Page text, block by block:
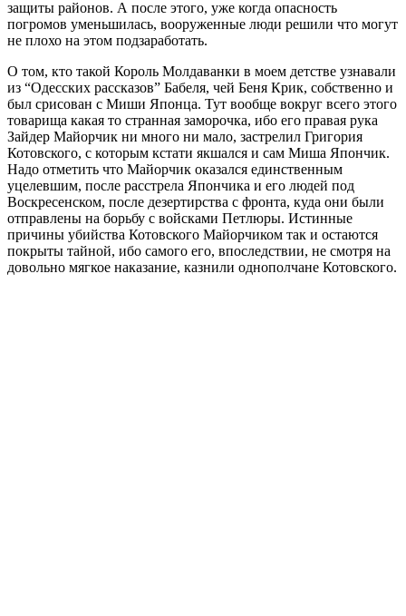
защиты районов. А после этого, уже когда опасность
погромов уменьшилась, вооруженные люди решили что могут
не плохо на этом подзаработать.
О том, кто такой Король Молдаванки в моем детстве узнавали
из “Одесских рассказов” Бабеля, чей Беня Крик, собственно и
был срисован с Миши Японца. Тут вообще вокруг всего этого
товарища какая то странная заморочка, ибо его правая рука
Зайдер Майорчик ни много ни мало, застрелил Григория
Котовского, с которым кстати якшался и сам Миша Япончик.
Надо отметить что Майорчик оказался единственным
уцелевшим, после расстрела Япончика и его людей под
Воскресенском, после дезертирства с фронта, куда они были
отправлены на борьбу с войсками Петлюры. Истинные
причины убийства Котовского Майорчиком так и остаются
покрыты тайной, ибо самого его, впоследствии, не смотря на
довольно мягкое наказание, казнили однополчане Котовского.